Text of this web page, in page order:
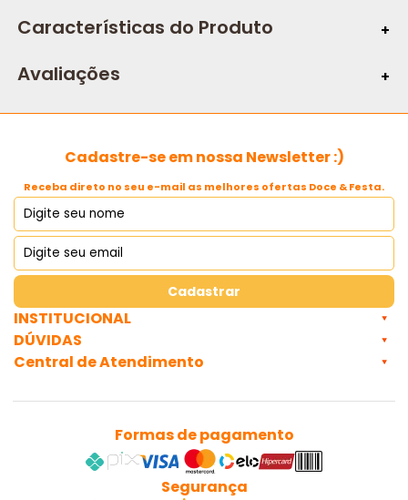
Características do Produto
Conteúdo:
Tema:
Avaliações
INSTITUCIONAL
DÚVIDAS
Central de Atendimento
Cadastre-se em nossa Newsletter :)
Receba direto no seu e-mail as melhores ofertas Doce & Festa.
Cadastrar
Formas de pagamento
Segurança